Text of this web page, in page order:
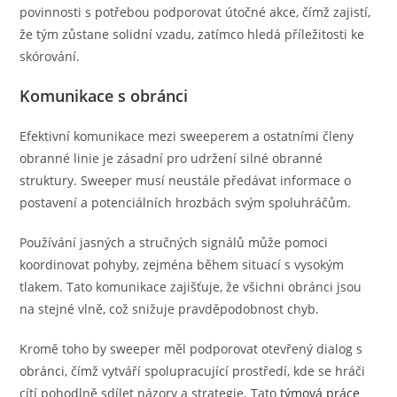
povinnosti s potřebou podporovat útočné akce, čímž zajistí,
že tým zůstane solidní vzadu, zatímco hledá příležitosti ke
skórování.
Komunikace s obránci
Efektivní komunikace mezi sweeperem a ostatními členy
obranné linie je zásadní pro udržení silné obranné
struktury. Sweeper musí neustále předávat informace o
postavení a potenciálních hrozbách svým spoluhráčům.
Používání jasných a stručných signálů může pomoci
koordinovat pohyby, zejména během situací s vysokým
tlakem. Tato komunikace zajišťuje, že všichni obránci jsou
na stejné vlně, což snižuje pravděpodobnost chyb.
Kromě toho by sweeper měl podporovat otevřený dialog s
obránci, čímž vytváří spolupracující prostředí, kde se hráči
cítí pohodlně sdílet názory a strategie. Tatotýmová práce